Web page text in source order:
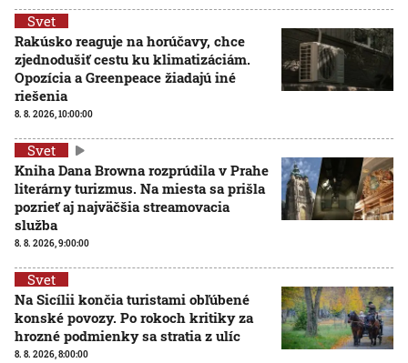
Svet
Rakúsko reaguje na horúčavy, chce
zjednodušiť cestu ku klimatizáciám.
Opozícia a Greenpeace žiadajú iné
riešenia
8. 8. 2026, 10:00:00
Svet
Kniha Dana Browna rozprúdila v Prahe
literárny turizmus. Na miesta sa prišla
pozrieť aj najväčšia streamovacia
služba
8. 8. 2026, 9:00:00
Svet
Na Sicílii končia turistami obľúbené
konské povozy. Po rokoch kritiky za
hrozné podmienky sa stratia z ulíc
8. 8. 2026, 8:00:00